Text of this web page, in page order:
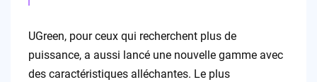
UGreen, pour ceux qui recherchent plus de
puissance, a aussi lancé une nouvelle gamme avec
des caractéristiques alléchantes. Le plus